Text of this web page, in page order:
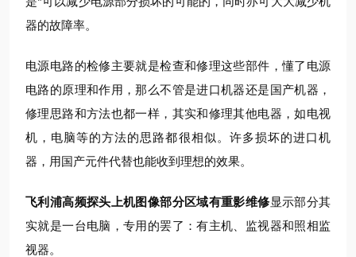
器的故障率。
电源电路的检修主要就是检查和修理这些部件，懂了电源
电路的原理和作用，那么不管是进口机器还是国产机器，
修理思路和方法也都一样，其实和修理其他电器，如电视
机，电脑等的方法的思路都很相似。许多损坏的进口机
器，用国产元件代替也能收到理想的效果。
飞利浦高频探头上机图像部分区域有重影维修显示部分其
实就是一台电脑，专用的罢了：有主机、监视器和照相监
视器。